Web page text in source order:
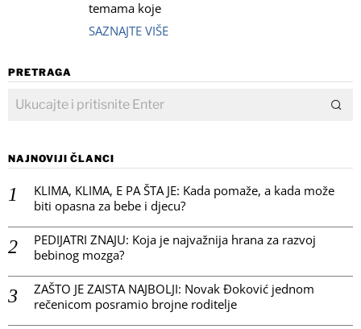
temama koje
SAZNAJTE VIŠE
PRETRAGA
NAJNOVIJI ČLANCI
KLIMA, KLIMA, E PA ŠTA JE: Kada pomaže, a kada može
biti opasna za bebe i djecu?
PEDIJATRI ZNAJU: Koja je najvažnija hrana za razvoj
bebinog mozga?
ZAŠTO JE ZAISTA NAJBOLJI: Novak Đoković jednom
rečenicom posramio brojne roditelje